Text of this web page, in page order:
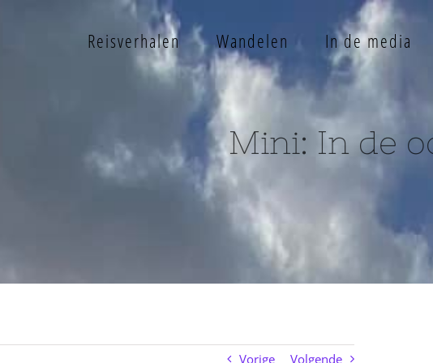
Reisverhalen Wandelen In de media
Mini: In de
Vorige Volgende